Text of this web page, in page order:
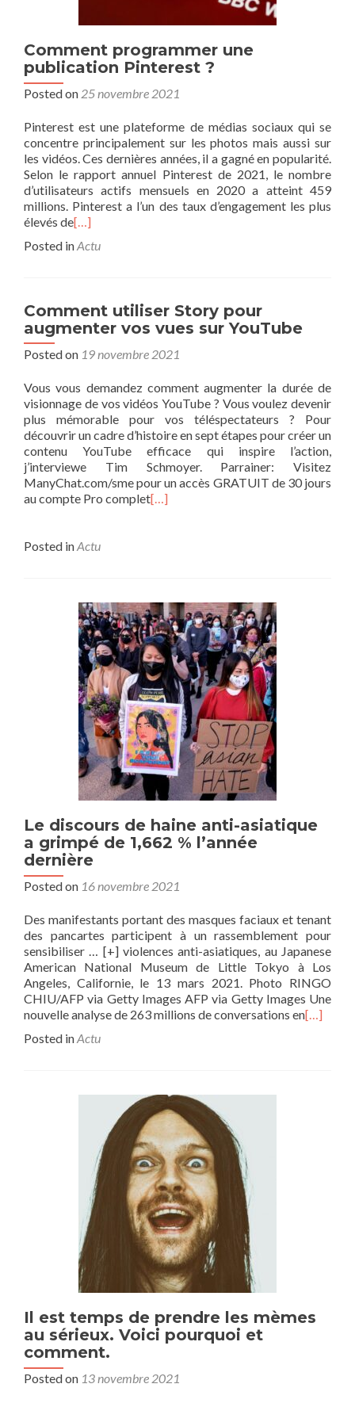
Comment programmer une
publication Pinterest ?
Posted on 25 novembre 2021
Pinterest est une plateforme de médias sociaux qui se
concentre principalement sur les photos mais aussi sur
les vidéos. Ces dernières années, il a gagné en popularité.
Selon le rapport annuel Pinterest de 2021, le nombre
d’utilisateurs actifs mensuels en 2020 a atteint 459
millions. Pinterest a l’un des taux d’engagement les plus
élevés de[…]
Posted inActu
Comment utiliser Story pour
augmenter vos vues sur YouTube
Posted on 19 novembre 2021
Vous vous demandez comment augmenter la durée de
visionnage de vos vidéos YouTube ? Vous voulez devenir
plus mémorable pour vos téléspectateurs ? Pour
découvrir un cadre d’histoire en sept étapes pour créer un
contenu YouTube efficace qui inspire l’action,
j’interviewe Tim Schmoyer. Parrainer: Visitez
ManyChat.com/sme pour un accès GRATUIT de 30 jours
au compte Pro complet[…]
Posted inActu
Le discours de haine anti-asiatique
a grimpé de 1,662 % l’année
dernière
Posted on 16 novembre 2021
Des manifestants portant des masques faciaux et tenant
des pancartes participent à un rassemblement pour
sensibiliser … [+] violences anti-asiatiques, au Japanese
American National Museum de Little Tokyo à Los
Angeles, Californie, le 13 mars 2021. Photo RINGO
CHIU/AFP via Getty Images AFP via Getty Images Une
nouvelle analyse de 263 millions de conversations en[…]
Posted inActu
Il est temps de prendre les mèmes
au sérieux. Voici pourquoi et
comment.
Posted on 13 novembre 2021